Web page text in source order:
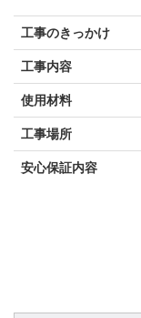
工事のきっかけ
工事内容
使用材料
工事場所
安心保証内容